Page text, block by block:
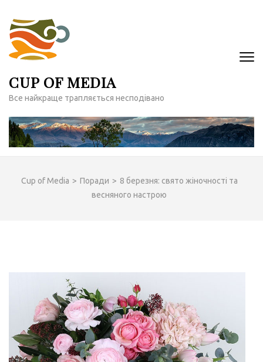
вмісту
(натисніть
Enter)
CUP OF MEDIA
Все найкраще трапляється несподівано
Cup of Media > Поради > 8 березня: свято жіночності та
весняного настрою